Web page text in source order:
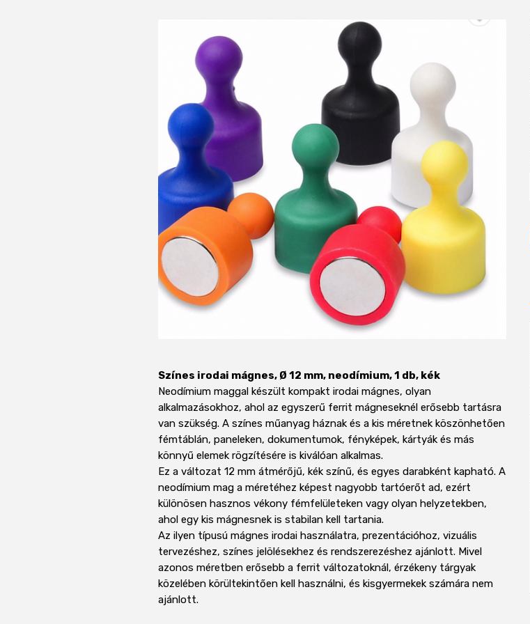
Színes irodai mágnes, Ø 12 mm, neodímium, 1 db, kék
Neodímium maggal készült kompakt irodai mágnes, olyan
alkalmazásokhoz, ahol az egyszerű ferrit mágneseknél erősebb tartásra
van szükség. A színes műanyag háznak és a kis méretnek köszönhetően
fémtáblán, paneleken, dokumentumok, fényképek, kártyák és más
könnyű elemek rögzítésére is kiválóan alkalmas.
Ez a változat 12 mm átmérőjű, kék színű, és egyes darabként kapható. A
neodímium mag a méretéhez képest nagyobb tartóerőt ad, ezért
különösen hasznos vékony fémfelületeken vagy olyan helyzetekben,
ahol egy kis mágnesnek is stabilan kell tartania.
Az ilyen típusú mágnes irodai használatra, prezentációhoz, vizuális
tervezéshez, színes jelölésekhez és rendszerezéshez ajánlott. Mivel
azonos méretben erősebb a ferrit változatoknál, érzékeny tárgyak
közelében körültekintően kell használni, és kisgyermekek számára nem
ajánlott.